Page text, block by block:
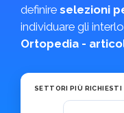
definire selezioni
individuare gli
Ortopedia -
SETTORI PIÙ RICHIESTI